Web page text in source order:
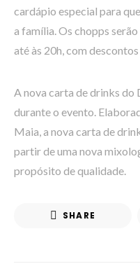
cardápio especial para
a família. Os chopps
até às 20h, com
A nova carta de drinks do
durante o evento.
Maia, a nova carta de
partir de uma nova
propósito de qualidade.
SHARE